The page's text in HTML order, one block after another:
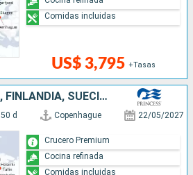
US$ 3,795 +Tasas
Comidas incluidas
ALEMANIA, ESTONIA, FINLANDIA, SUECIA, POLONIA, DINAMARCA, NORUEGA, ISLANDIA, REINO UNIDO, CANADÁ, IRLANDA, BÉLGICA, PAISES BAJOS
50 d Copenhague 22/05/2027
Crucero Premium
Cocina refinada
Comidas incluidas